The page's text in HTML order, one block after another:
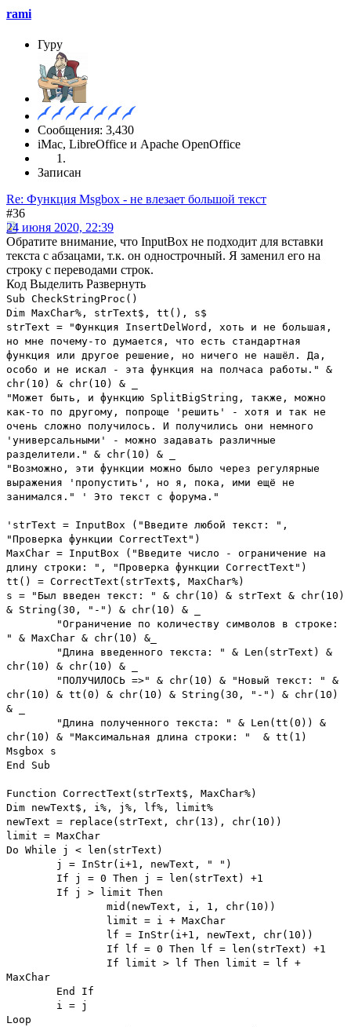
rami
Гуру
Сообщения: 3,430
iMac, LibreOffice и Apache OpenOffice
Записан
Re: Функция Msgbox - не влезает большой текст
#36
24 июня 2020, 22:39
Обратите внимание, что InputBox не подходит для вставки
текста с абзацами, т.к. он однострочный. Я заменил его на
строку с переводами строк.
Код Выделить Развернуть
Sub CheckStringProc()
Dim MaxChar%, strText$, tt(), s$
strText = "Функция InsertDelWord, хоть и не большая,
но мне почему-то думается, что есть стандартная
функция или другое решение, но ничего не нашёл. Да,
особо и не искал - эта функция на полчаса работы." &
chr(10) & chr(10) & _
"Может быть, и функцию SplitBigString, также, можно
как-то по другому, попроще 'решить' - хотя и так не
очень сложно получилось. И получились они немного
'универсальными' - можно задавать различные
разделители." & chr(10) & _
"Возможно, эти функции можно было через регулярные
выражения 'пропустить', но я, пока, ими ещё не
занимался." ' Это текст с форума."
'strText = InputBox ("Введите любой текст: ",
"Проверка функции CorrectText")
MaxChar = InputBox ("Введите число - ограничение на
длину строки: ", "Проверка функции CorrectText")
tt() = CorrectText(strText$, MaxChar%)
s = "Был введен текст: " & chr(10) & strText & chr(10)
& String(30, "-") & chr(10) & _
"Ограничение по количеству символов в строке:
" & MaxChar & chr(10) &_
"Длина введенного текста: " & Len(strText) &
chr(10) & chr(10) & _
"ПОЛУЧИЛОСЬ =>" & chr(10) & "Новый текст: " &
chr(10) & tt(0) & chr(10) & String(30, "-") & chr(10)
& _
"Длина полученного текста: " & Len(tt(0)) &
chr(10) & "Максимальная длина строки: " & tt(1)
Msgbox s
End Sub
Function CorrectText(strText$, MaxChar%)
Dim newText$, i%, j%, lf%, limit%
newText = replace(strText, chr(13), chr(10))
limit = MaxChar
Do While j < len(strText)
j = InStr(i+1, newText, " ")
If j = 0 Then j = len(strText) +1
If j > limit Then
mid(newText, i, 1, chr(10))
limit = i + MaxChar
lf = InStr(i+1, newText, chr(10))
If lf = 0 Then lf = len(strText) +1
If limit > lf Then limit = lf +
MaxChar
End If
i = j
Loop